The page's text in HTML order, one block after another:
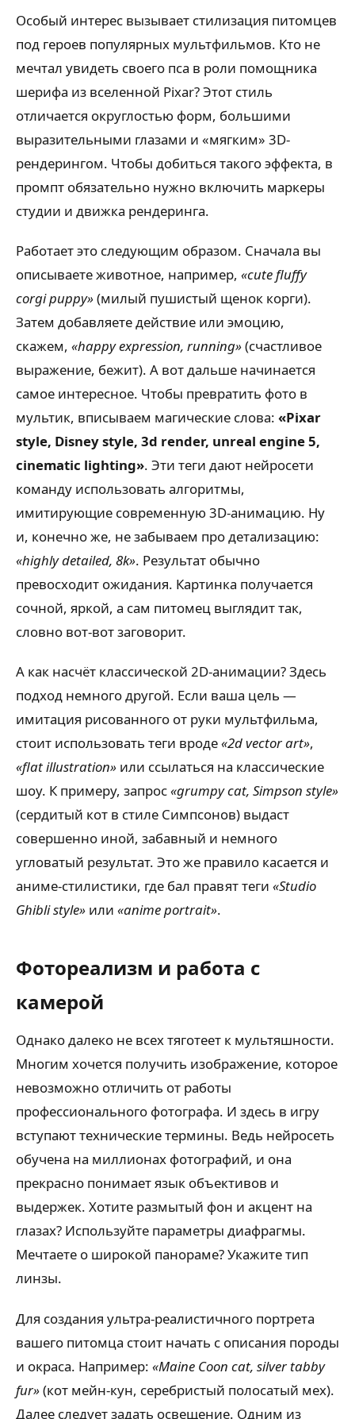
Особый интерес вызывает стилизация питомцев
под героев популярных мультфильмов. Кто не
мечтал увидеть своего пса в роли помощника
шерифа из вселенной Pixar? Этот стиль
отличается округлостью форм, большими
выразительными глазами и «мягким» 3D-
рендерингом. Чтобы добиться такого эффекта, в
промпт обязательно нужно включить маркеры
студии и движка рендеринга.
Работает это следующим образом. Сначала вы
описываете животное, например, «cute fluffy
corgi puppy»(милый пушистый щенок корги).
Затем добавляете действие или эмоцию,
скажем, «happy expression, running»(счастливое
выражение, бежит). А вот дальше начинается
самое интересное. Чтобы превратить фото в
мультик, вписываем магические слова: «Pixar
style, Disney style, 3d render, unreal engine 5,
cinematic lighting». Эти теги дают нейросети
команду использовать алгоритмы,
имитирующие современную 3D-анимацию. Ну
и, конечно же, не забываем про детализацию:
«highly detailed, 8k». Результат обычно
превосходит ожидания. Картинка получается
сочной, яркой, а сам питомец выглядит так,
словно вот-вот заговорит.
А как насчёт классической 2D-анимации? Здесь
подход немного другой. Если ваша цель —
имитация рисованного от руки мультфильма,
стоит использовать теги вроде«2d vector art»,
«flat illustration» или ссылаться на классические
шоу. К примеру, запрос«grumpy cat, Simpson style»
(сердитый кот в стиле Симпсонов) выдаст
совершенно иной, забавный и немного
угловатый результат. Это же правило касается и
аниме-стилистики, где бал правят теги «Studio
Ghibli style» или «anime portrait».
Фотореализм и работа с
камерой
Однако далеко не всех тяготеет к мультяшности.
Многим хочется получить изображение, которое
невозможно отличить от работы
профессионального фотографа. И здесь в игру
вступают технические термины. Ведь нейросеть
обучена на миллионах фотографий, и она
прекрасно понимает язык объективов и
выдержек. Хотите размытый фон и акцент на
глазах? Используйте параметры диафрагмы.
Мечтаете о широкой панораме? Укажите тип
линзы.
Для создания ультра-реалистичного портрета
вашего питомца стоит начать с описания породы
и окраса. Например: «Maine Coon cat, silver tabby
fur»(кот мейн-кун, серебристый полосатый мех).
Далее следует задать освещение. Одним из